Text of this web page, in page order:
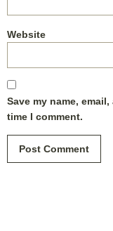
Website
Save my name,
time I comment.